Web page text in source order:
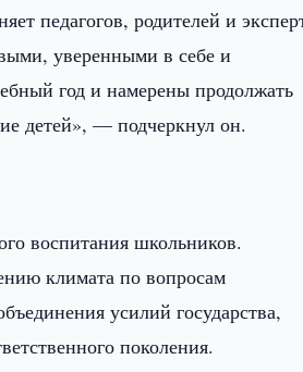
педагогов, родителей и
уверенными в себе и
год и намерены продолжать
детей», — подчеркнул он.
воспитания школьников.
климата по вопросам
усилий государства,
поколения.